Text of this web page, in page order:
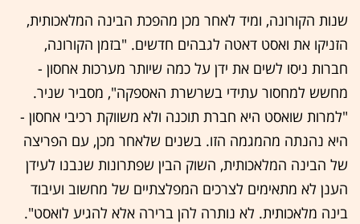
שנות הקורונה, ומיד לאחר מכן מהפכת הבינה המלאכותית,
הזניקו את ואסט דאטה לגבהים חדשים. "בזמן הקורונה,
חברות ניסו לשים את ידן על כמה שיותר מערכות אחסון -
מחשש למחסור עתידי בשרשרת האספקה", מסביר שניר.
"למרות שואסט היא חברת תוכנה ולא משווקת רכיבי אחסון -
היא נהנתה מהמגמה הזו. בשנים שלאחר מכן, עם הפריצה
של הבינה המלאכותית, השוק הבין שפתרונות שנבנו לעידן
הענן לא מתאימים לצרכים המפלצתיים של מחשוב ועיבוד
בינה מלאכותית. לא נותרה להן ברירה אלא להגיע לואסט".